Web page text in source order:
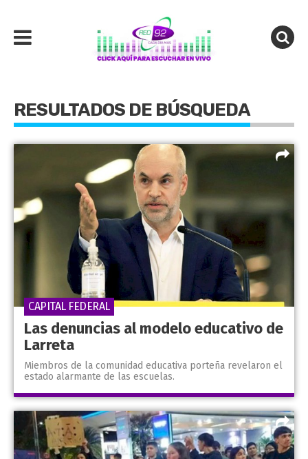
RESULTADOS DE BÚSQUEDA
Las denuncias al modelo educativo de
Larreta
Miembros de la comunidad educativa porteña revelaron el
estado alarmante de las escuelas.
CAPITAL FEDERAL